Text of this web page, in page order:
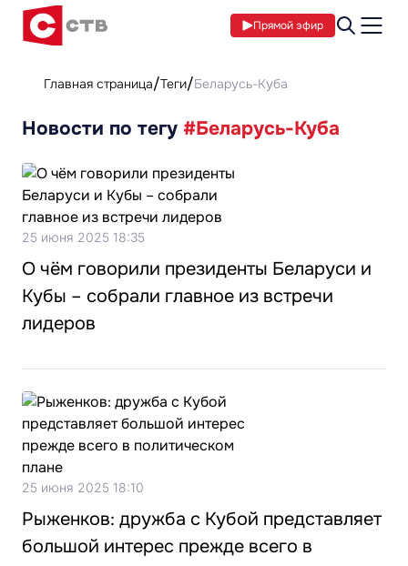
Прямой эфир
Главная страница Теги Беларусь-Куба
Новости по тегу #Беларусь-Куба
25 июня 2025 18:35
О чём говорили президенты Беларуси и
Кубы – собрали главное из встречи
лидеров
25 июня 2025 18:10
Рыженков: дружба с Кубой представляет
большой интерес прежде всего в